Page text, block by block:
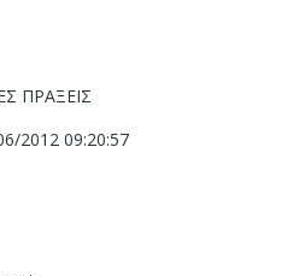
ΠΡΑΞΕΙΣ
2012 09:20:57